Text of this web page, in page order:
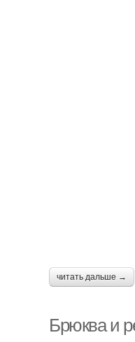
читать дальше →
Брюква и